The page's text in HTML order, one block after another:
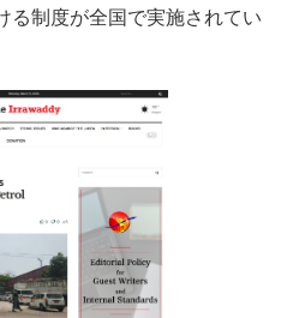
る制度が全国で実施されてい